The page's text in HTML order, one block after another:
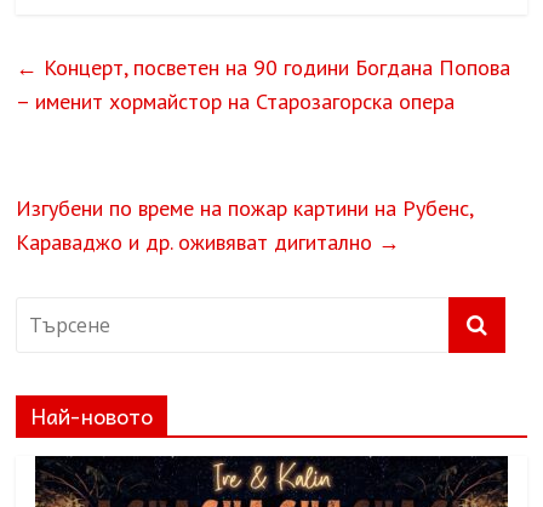
← Концерт, посветен на 90 години Богдана Попова
– именит хормайстор на Старозагорска опера
Изгубени по време на пожар картини на Рубенс,
Караваджо и др. оживяват дигитално →
Най-новото